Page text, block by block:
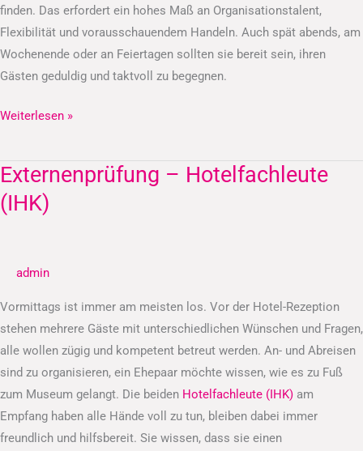
finden. Das erfordert ein hohes Maß an Organisationstalent,
Flexibilität und vorausschauendem Handeln. Auch spät abends, am
Wochenende oder an Feiertagen sollten sie bereit sein, ihren
Gästen geduldig und taktvoll zu begegnen.
Weiterlesen »
Externenprüfung – Hotelfachleute
(IHK)
admin
Vormittags ist immer am meisten los. Vor der Hotel-Rezeption
stehen mehrere Gäste mit unterschiedlichen Wünschen und Fragen,
alle wollen zügig und kompetent betreut werden. An- und Abreisen
sind zu organisieren, ein Ehepaar möchte wissen, wie es zu Fuß
zum Museum gelangt. Die beiden Hotelfachleute (IHK) am
Empfang haben alle Hände voll zu tun, bleiben dabei immer
freundlich und hilfsbereit. Sie wissen, dass sie einen
Externenprüfung
–
Hotelfachleute